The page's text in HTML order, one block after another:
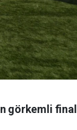
görkemli final